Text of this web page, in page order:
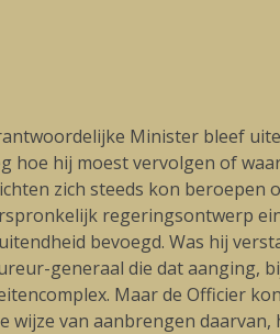
Minister bleef
hoe hij moest vervolgen of
zich steeds kon beroepen
regeringsontwerp
bevoegd. Was hij
generaal die dat aanging,
Maar de Officier
van aanbrengen